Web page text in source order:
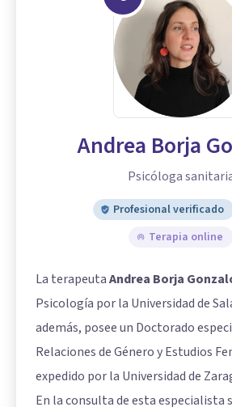
Andrea Borja
Psicóloga
Profesional verificado
Terapia online
La terapeutaAndrea Borja
Psicología por la Universidad de
además, posee un Doctorado
Relaciones de Género y Estudios
expedido por la Universidad de
En la consulta de esta especialista